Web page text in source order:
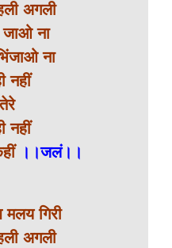
अगली
ना
ना
नहीं
नहीं
।।जलं।।
गिरी
अगली